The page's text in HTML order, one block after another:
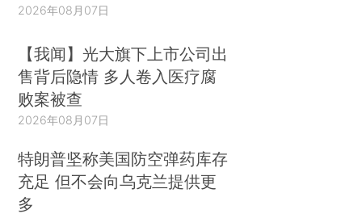
2026年08月07日
【我闻】光大旗下上市公司出
售背后隐情 多人卷入医疗腐
败案被查
2026年08月07日
特朗普坚称美国防空弹药库存
充足 但不会向乌克兰提供更
多